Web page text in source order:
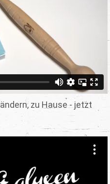
zu Hause - jetzt